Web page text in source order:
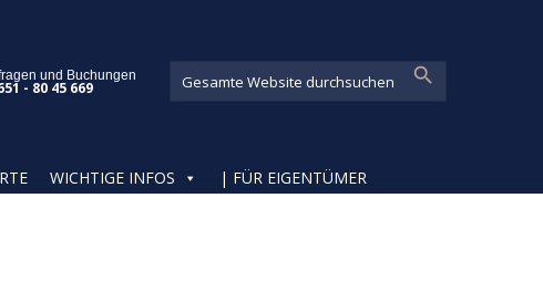
und Buchungen
- 80 45 669
WICHTIGE INFOS | FÜR EIGENTÜMER